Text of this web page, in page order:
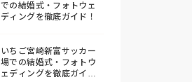
での結婚式・フォトウェ
ディングを徹底ガイド！
いちご宮崎新富サッカー
場での結婚式・フォトウ
ェディングを徹底ガイ